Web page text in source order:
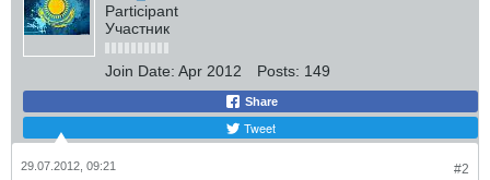
Participant
Участник
Join Date: Apr 2012 Posts: 149
Share
Tweet
#2
29.07.2012, 09:21